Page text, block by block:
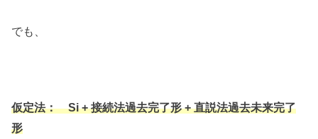
でも、
仮定法： Si + 接続法過去完了形 + 直説法過去未来完了
形